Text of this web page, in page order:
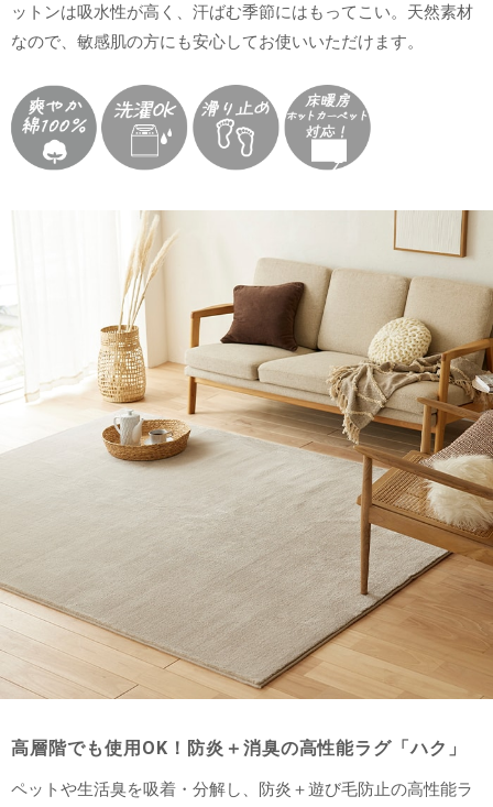
ットンは吸水性が高く、汗ばむ季節にはもってこい。天然素材
なので、敏感肌の方にも安心してお使いいただけます。
高層階でも使用OK！防炎＋消臭の高性能ラグ「ハク」
ペットや生活臭を吸着・分解し、防炎＋遊び毛防止の高性能ラ